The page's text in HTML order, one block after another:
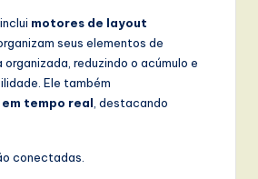
motores de layout
seus elementos de
reduzindo o acúmulo e
Ele também
tempo real , destacando
conectadas.